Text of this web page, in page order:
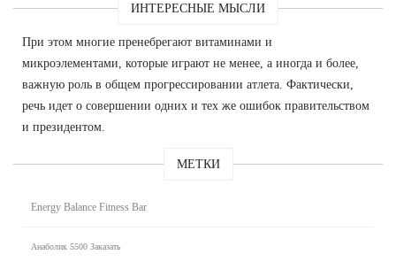
ИНТЕРЕСНЫЕ МЫСЛИ
При этом многие пренебрегают витаминами и
микроэлементами, которые играют не менее, а иногда и более,
важную роль в общем прогрессировании атлета. Фактически,
речь идет о совершении одних и тех же ошибок правительством
и президентом.
МЕТКИ
Energy Balance Fitness Bar
Анаболик 5500 Заказать